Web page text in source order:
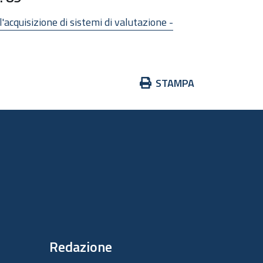
di sistemi di valutazione -
Azioni
documento
STAMPA
Redazione